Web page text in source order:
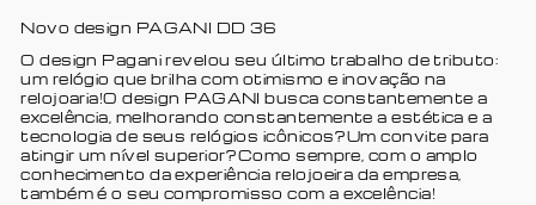
Novo design PAGANI DD 36
O design Pagani revelou seu último trabalho de tributo:
um relógio que brilha com otimismo e inovação na
relojoaria!O design PAGANI busca constantemente a
excelência, melhorando constantemente a estética e a
tecnologia de seus relógios icônicos?Um convite para
atingir um nível superior?Como sempre, com o amplo
conhecimento da experiência relojoeira da empresa,
também é o seu compromisso com a excelência!